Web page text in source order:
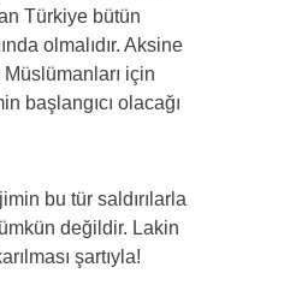
Türkiye bütün
olmalıdır. Aksine
için
başlangıcı olacağı
bu tür saldırılarla
değildir. Lakin
şartıyla!